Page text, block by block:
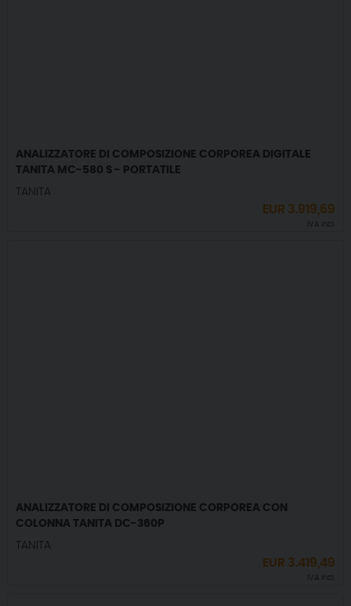
ANALIZZATORE DI COMPOSIZIONE CORPOREA DIGITALE
TANITA MC-580 S - PORTATILE
TANITA
EUR 3.919,69
IVA incl.
ANALIZZATORE DI COMPOSIZIONE CORPOREA CON
COLONNA TANITA DC-360P
TANITA
EUR 3.419,49
IVA incl.